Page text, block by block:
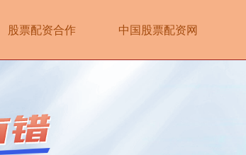
股票配资合作 中国股票配资网